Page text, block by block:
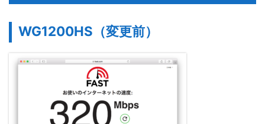
WG1200HS（変更前）